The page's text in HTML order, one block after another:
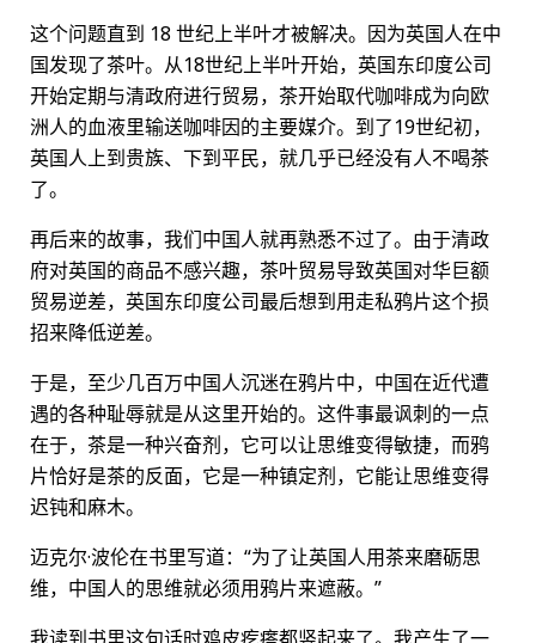
这个问题直到 18 世纪上半叶才被解决。因为英国人在中
国发现了茶叶。从18世纪上半叶开始，英国东印度公司
开始定期与清政府进行贸易，茶开始取代咖啡成为向欧
洲人的血液里输送咖啡因的主要媒介。到了19世纪初，
英国人上到贵族、下到平民，就几乎已经没有人不喝茶
了。
再后来的故事，我们中国人就再熟悉不过了。由于清政
府对英国的商品不感兴趣，茶叶贸易导致英国对华巨额
贸易逆差，英国东印度公司最后想到用走私鸦片这个损
招来降低逆差。
于是，至少几百万中国人沉迷在鸦片中，中国在近代遭
遇的各种耻辱就是从这里开始的。这件事最讽刺的一点
在于，茶是一种兴奋剂，它可以让思维变得敏捷，而鸦
片恰好是茶的反面，它是一种镇定剂，它能让思维变得
迟钝和麻木。
迈克尔·波伦在书里写道：“为了让英国人用茶来磨砺思
维，中国人的思维就必须用鸦片来遮蔽。”